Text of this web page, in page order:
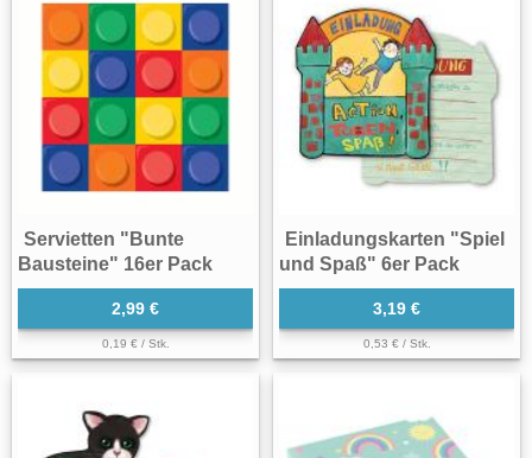
Servietten "Bunte
Bausteine" 16er Pack
2,99 €
0,19 € / Stk.
Einladungskarten "Spiel
und Spaß" 6er Pack
3,19 €
0,53 € / Stk.